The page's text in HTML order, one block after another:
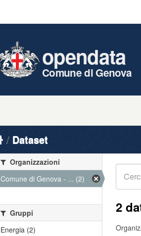
opendata
Comune di Genova
Dataset
2
Organizzazioni
Comune di Genova - ... (2)
Gruppi
Energia (2)